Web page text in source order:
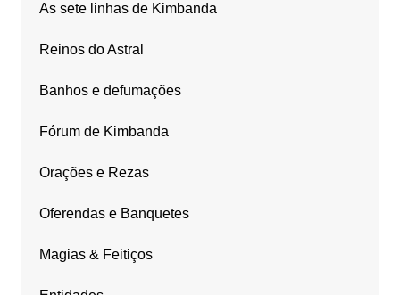
As sete linhas de Kimbanda
Reinos do Astral
Banhos e defumações
Fórum de Kimbanda
Orações e Rezas
Oferendas e Banquetes
Magias & Feitiços